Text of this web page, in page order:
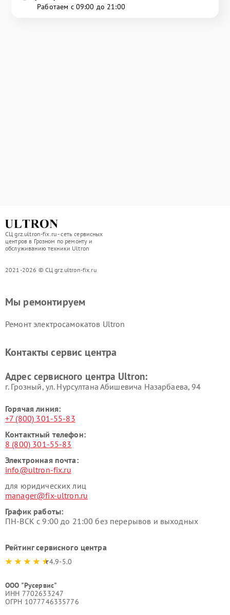
Работаем с 09:00 до 21:00
СЦ grz.ultron-fix.ru - сеть сервисных
центров в Грозном по ремонту и
обслуживанию техники Ultron
2021-2026 © СЦ grz.ultron-fix.ru
Мы ремонтируем
Ремонт электросамокатов Ultron
Контакты сервис центра
Адрес сервисного центра Ultron:
г. Грозный, ул. Нурсултана Абишевича Назарбаева, 94
Горячая линия:
+7 (800) 301-55-83
Контактный телефон:
8 (800) 301-55-83
Электронная почта:
info@ultron-fix.ru
для юридических лиц
manager@fix-ultron.ru
График работы:
ПН-ВСК с 9:00 до 21:00 без перерывов и выходных
Рейтинг сервисного центра
4.9-5.0
ООО "Русервис"
ИНН 7702633247
ОГРН 1077746335776